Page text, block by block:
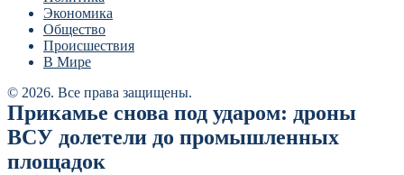
Экономика
Общество
Происшествия
В Мире
© 2026. Все права защищены.
Прикамье снова под ударом: дроны
ВСУ долетели до промышленных
площадок